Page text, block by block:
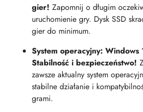
gier! Zapomnij o długim
uruchomienie gry. Dysk SSD
gier do minimum.
System operacyjny: Windows
Stabilność i bezpieczeństwo!
zawsze aktualny system
stabilne działanie i
grami.